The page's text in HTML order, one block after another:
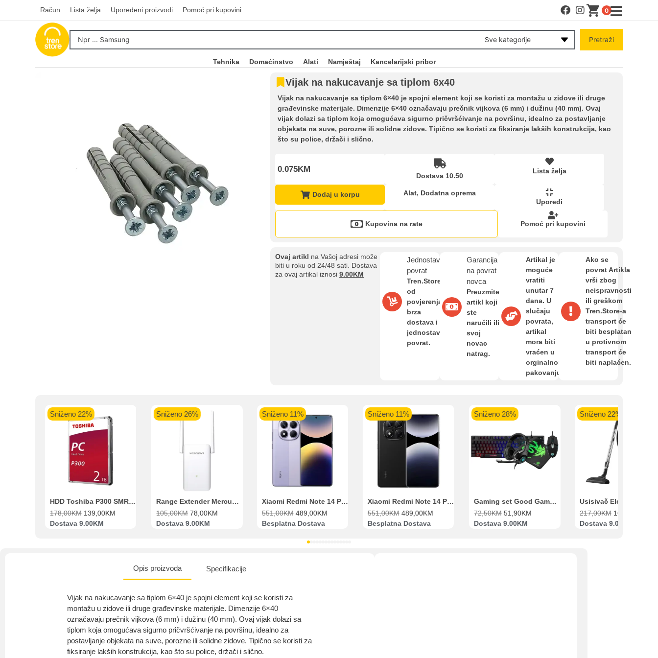
Račun Lista želja Upoređeni proizvodi Pomoć pri kupovini 0
Sve kategorije Pretraži
Tehnika Domaćinstvo Alati Namještaj Kancelarijski pribor
Vijak na nakucavanje sa tiplom 6x40
Vijak na nakucavanje sa tiplom 6×40 je spojni element koji se koristi za montažu u zidove ili druge
građevinske materijale. Dimenzije 6×40 označavaju prečnik vijkova (6 mm) i dužinu (40 mm). Ovaj
vijak dolazi sa tiplom koja omogućava sigurno pričvršćivanje na površinu, idealno za postavljanje
objekata na suve, porozne ili solidne zidove. Tipično se koristi za fiksiranje lakših konstrukcija, kao
što su police, držači i slično.
0.075KM
Dostava 10.50
Lista želja
Dodaj u korpu Alat, Dodatna oprema
Uporedi
Kupovina na rate Pomoć pri kupovini
Ovaj artikl na Vašoj adresi može
biti u roku od 24/48 sati. Dostava
za ovaj artikal iznosi 9.00KM
Jednostavan
povrat
Tren.Store
od
povjerenja,
brza
dostava i
jednostavan
povrat.
Garancija
na povrat
novca
Preuzmite
artikl koji
ste
naručili ili
svoj
novac
natrag.
Artikal je
moguće
vratiti
unutar 7
dana. U
slučaju
povrata,
artikal
mora biti
vraćen u
orginalnom
pakovanju.
Ako se
povrat Artikla
vrši zbog
neispravnosti
ili greškom
Tren.Store-a
transport će
biti besplatan
u protivnom
transport će
biti naplaćen.
Sniženo 22%
HDD Toshiba P300 SMR 3.5″ 2TB SATA III
178,00KM 139,00KM
Dostava 9.00KM
Sniženo 26%
Range Extender Mercusys AX3000 ME80X Wi-Fi 6
105,00KM 78,00KM
Dostava 9.00KM
Sniženo 11%
Xiaomi Redmi Note 14 Pro 8GB 256GB Ljubičasti
551,00KM 489,00KM
Besplatna Dostava
Sniženo 11%
Xiaomi Redmi Note 14 Pro 8GB 256GB Crni
551,00KM 489,00KM
Besplatna Dostava
Sniženo 28%
Gaming set Good Game Tastatura, Miš, Slušalice i podloga za miš
72,50KM 51,90KM
Dostava 9.00KM
Sniženo 22%
217,00KM 169,00
Dostava 9.00KM
Opis proizvoda Specifikacije
Vijak na nakucavanje sa tiplom 6×40 je spojni element koji se koristi za
montažu u zidove ili druge građevinske materijale. Dimenzije 6×40
označavaju prečnik vijkova (6 mm) i dužinu (40 mm). Ovaj vijak dolazi sa
tiplom koja omogućava sigurno pričvršćivanje na površinu, idealno za
postavljanje objekata na suve, porozne ili solidne zidove. Tipično se koristi za
fiksiranje lakših konstrukcija, kao što su police, držači i slično.
Račun
Kupovina na rate
Upoređeni proizvodi
Zahtjev za reklamaciju
Informacije o dostavi
O nama
Privatnost kupca
Uvjeti i odredbe
Kupovina na rate
Sve je lakše kad se podijeli!
Kupovinu na rate možete obaviti ukoliko posjedujete jednu od slikovito prikazanih kartica ispod.
Intesa Sanpaolo banka
UniCredit banka
UniCredit banka VISA
Obročna do 24 rate
Sparkasse banka
MasterCard
Shop'n'Fun do 36 rata
Raiffeisen banka VISA
Magic Card do 36 rata